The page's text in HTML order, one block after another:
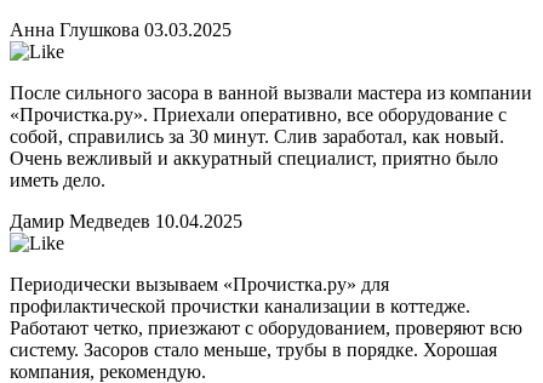
Анна Глушкова 03.03.2025
После сильного засора в ванной вызвали мастера из компании
«Прочистка.ру». Приехали оперативно, все оборудование с
собой, справились за 30 минут. Слив заработал, как новый.
Очень вежливый и аккуратный специалист, приятно было
иметь дело.
Дамир Медведев 10.04.2025
Периодически вызываем «Прочистка.ру» для
профилактической прочистки канализации в коттедже.
Работают четко, приезжают с оборудованием, проверяют всю
систему. Засоров стало меньше, трубы в порядке. Хорошая
компания, рекомендую.